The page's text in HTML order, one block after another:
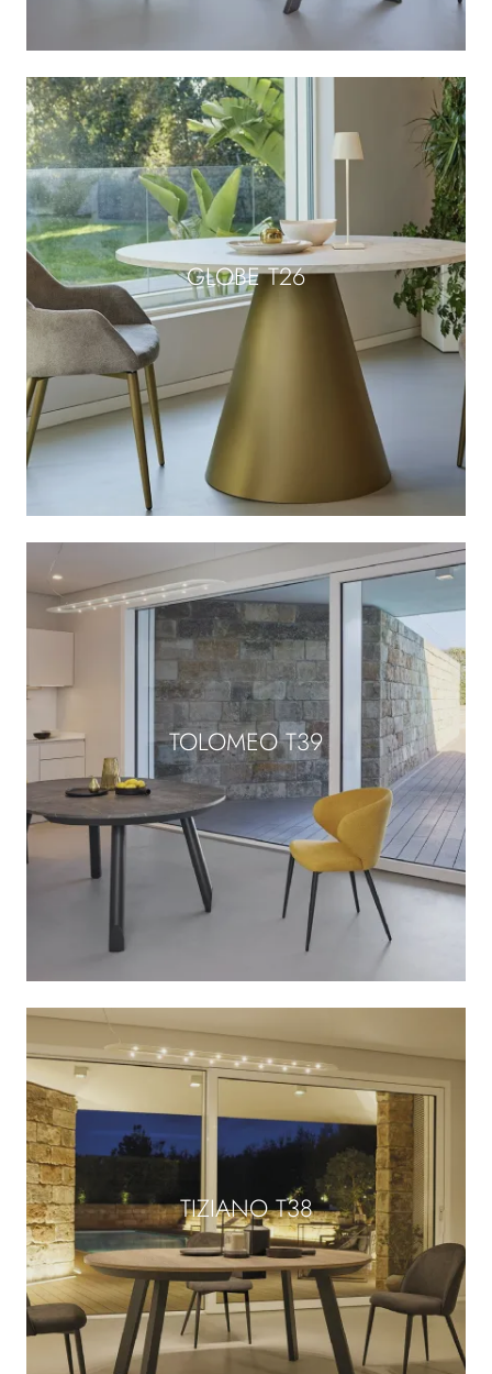
GLOBE T26
TOLOMEO T39
TIZIANO T38